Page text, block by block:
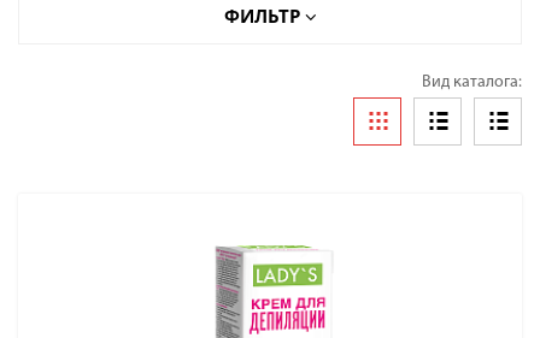
ФИЛЬТР
Вид каталога: